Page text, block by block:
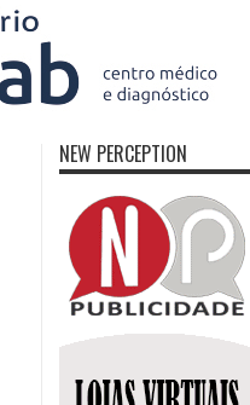
NEW PERCEPTION